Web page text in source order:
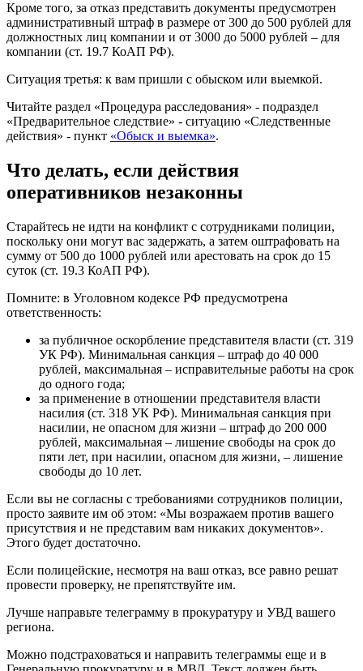
Кроме того, за отказ представить документы предусмотрен
административный штраф в размере от 300 до 500 рублей для
должностных лиц компании и от 3000 до 5000 рублей – для
компании (ст. 19.7 КоАП РФ).
Ситуация третья: к вам пришли с обыском или выемкой.
Читайте раздел «Процедура расследования» - подраздел
«Предварительное следствие» - ситуацию «Следственные
действия» - пункт «Обыск и выемка».
Что делать, если действия
оперативников незаконны
Старайтесь не идти на конфликт с сотрудниками полиции,
поскольку они могут вас задержать, а затем оштрафовать на
сумму от 500 до 1000 рублей или арестовать на срок до 15
суток (ст. 19.3 КоАП РФ).
Помните: в Уголовном кодексе РФ предусмотрена
ответственность:
за публичное оскорбление представителя власти (ст. 319
УК РФ). Минимальная санкция – штраф до 40 000
рублей, максимальная – исправительные работы на срок
до одного года;
за применение в отношении представителя власти
насилия (ст. 318 УК РФ). Минимальная санкция при
насилии, не опасном для жизни – штраф до 200 000
рублей, максимальная – лишение свободы на срок до
пяти лет, при насилии, опасном для жизни, – лишение
свободы до 10 лет.
Если вы не согласны с требованиями сотрудников полиции,
просто заявите им об этом: «Мы возражаем против вашего
присутствия и не представим вам никаких документов».
Этого будет достаточно.
Если полицейские, несмотря на ваш отказ, все равно решат
провести проверку, не препятствуйте им.
Лучше направьте телеграмму в прокуратуру и УВД вашего
региона.
Можно подстраховаться и направить телеграммы еще и в